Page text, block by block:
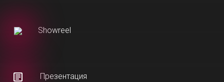
Showreel
Презентация